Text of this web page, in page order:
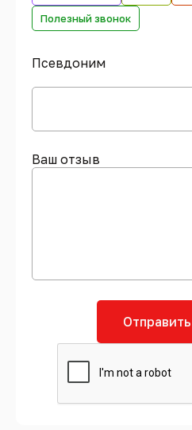
Полезный звонок
Псевдоним
Ваш отзыв